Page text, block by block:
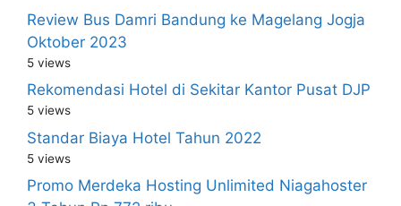
Review Bus Damri Bandung ke Magelang Jogja
Oktober 2023
5 views
Rekomendasi Hotel di Sekitar Kantor Pusat DJP
5 views
Standar Biaya Hotel Tahun 2022
5 views
Promo Merdeka Hosting Unlimited Niagahoster